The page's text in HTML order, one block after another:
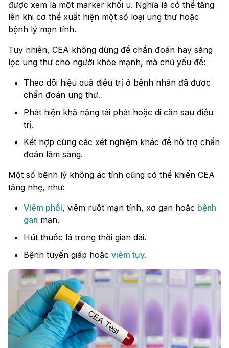
được xem là một marker khối u. Nghĩa là có thể tăng
lên khi cơ thể xuất hiện một số loại ung thư hoặc
bệnh lý mạn tính.
Tuy nhiên, CEA không dùng để chẩn đoán hay sàng
lọc ung thư cho người khỏe mạnh, mà chủ yếu để:
Theo dõi hiệu quả điều trị ở bệnh nhân đã được
chẩn đoán ung thư.
Phát hiện khả năng tái phát hoặc di căn sau điều
trị.
Kết hợp cùng các xét nghiệm khác để hỗ trợ chẩn
đoán lâm sàng.
Một số bệnh lý không ác tính cũng có thể khiến CEA
tăng nhẹ, như:
Viêm phổi, viêm ruột mạn tính, xơ gan hoặc bệnh
gan mạn.
Hút thuốc lá trong thời gian dài.
Bệnh tuyến giáp hoặc viêm tụy.